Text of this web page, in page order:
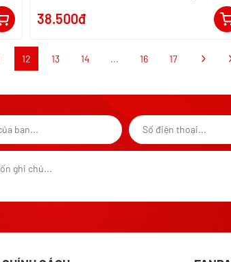
38.500đ
12 13 14 ... 16 17